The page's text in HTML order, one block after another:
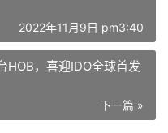
2022年11月9日 pm3:40
HOB，喜迎IDO全球首发
下一篇 »